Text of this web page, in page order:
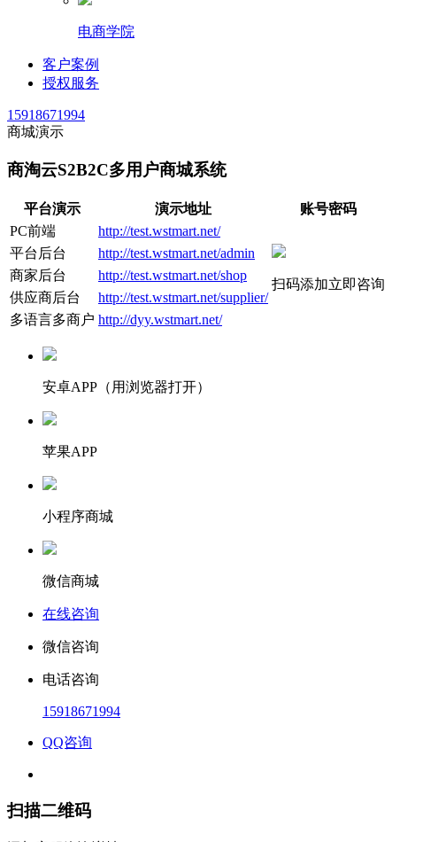
电商学院
客户案例
授权服务
15918671994
商城演示
商淘云S2B2C多用户商城系统
平台演示 演示地址
账号密码
PC前端
http://test.wstmart.net/
扫码添加立即咨询
平台后台
http://test.wstmart.net/admin
商家后台
http://test.wstmart.net/shop
供应商后台
http://test.wstmart.net/supplier/
多语言多商户 http://dyy.wstmart.net/
安卓APP（用浏览器打开）
苹果APP
小程序商城
微信商城
在线咨询
微信咨询
电话咨询
15918671994
QQ咨询
扫描二维码